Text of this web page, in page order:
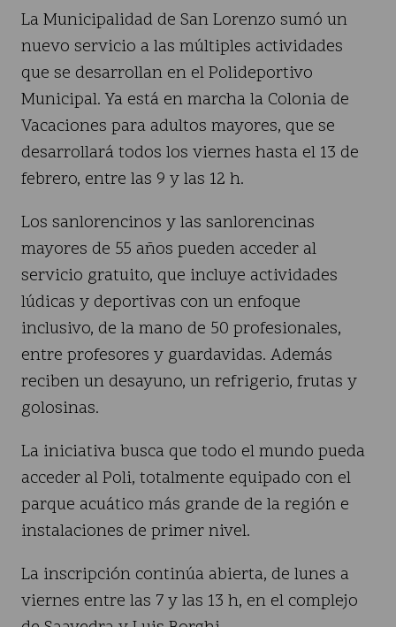
La Municipalidad de San Lorenzo sumó un
nuevo servicio a las múltiples actividades
que se desarrollan en el Polideportivo
Municipal. Ya está en marcha la Colonia de
Vacaciones para adultos mayores, que se
desarrollará todos los viernes hasta el 13 de
febrero, entre las 9 y las 12 h.
Los sanlorencinos y las sanlorencinas
mayores de 55 años pueden acceder al
servicio gratuito, que incluye actividades
lúdicas y deportivas con un enfoque
inclusivo, de la mano de 50 profesionales,
entre profesores y guardavidas. Además
reciben un desayuno, un refrigerio, frutas y
golosinas.
La iniciativa busca que todo el mundo pueda
acceder al Poli, totalmente equipado con el
parque acuático más grande de la región e
instalaciones de primer nivel.
La inscripción continúa abierta, de lunes a
viernes entre las 7 y las 13 h, en el complejo